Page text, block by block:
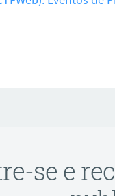
se e